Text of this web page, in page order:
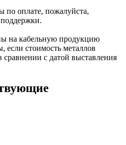
по оплате, пожалуйста,
на кабельную продукцию
если стоимость металлов
сравнении с датой выставления